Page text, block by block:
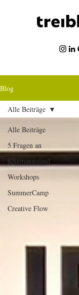
Blog
Alle Beiträge
5 Fragen an
Kliemannsland
Workshops
SummerCamp
Creative Flow
Alle Beiträge